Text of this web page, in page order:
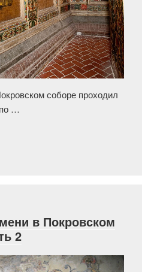
соборе проходил
…
в Покровском
2